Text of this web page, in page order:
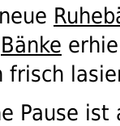
Bänke
frisch
Pause ist